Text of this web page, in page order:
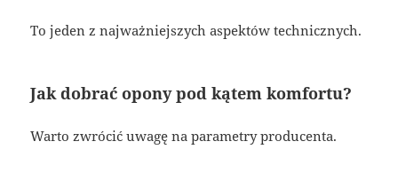
To jeden z najważniejszych aspektów technicznych.
Jak dobrać opony pod kątem komfortu?
Warto zwrócić uwagę na parametry producenta.